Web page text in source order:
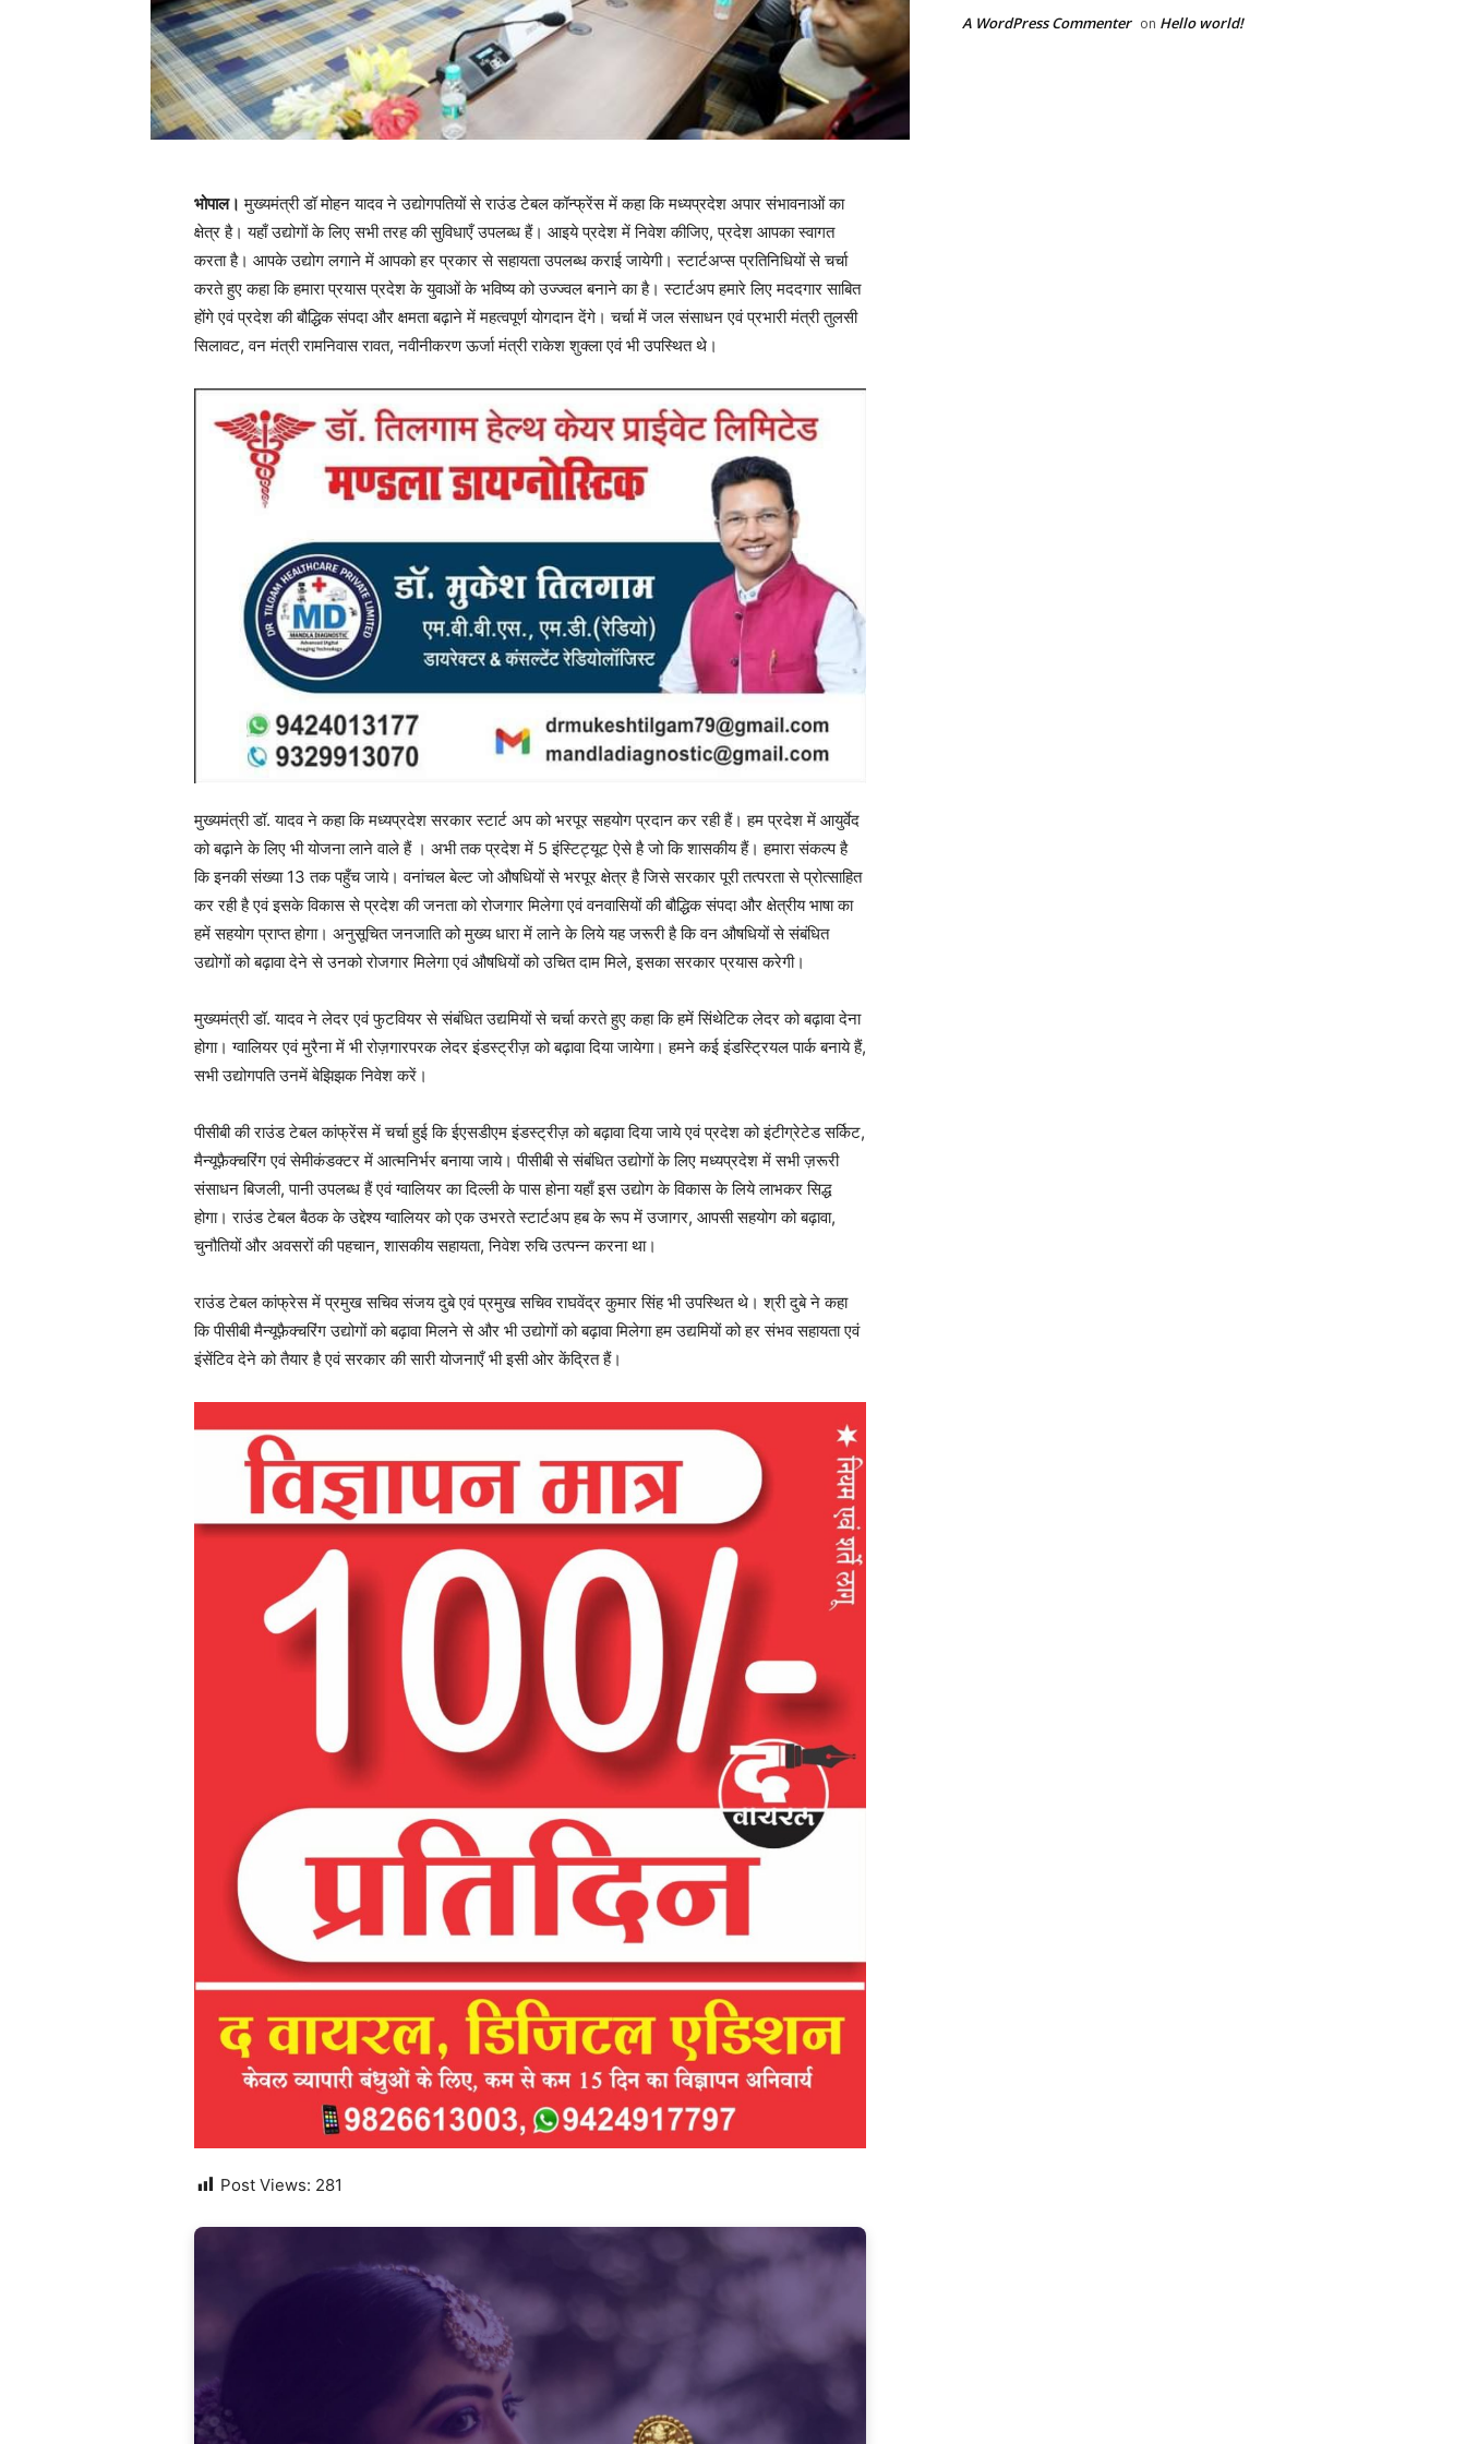
भोपाल। मुख्यमंत्री डॉ मोहन यादव ने उद्योगपतियों से राउंड टेबल कॉन्फ्रेंस में कहा कि मध्यप्रदेश अपार संभावनाओं का
क्षेत्र है। यहाँ उद्योगों के लिए सभी तरह की सुविधाएँ उपलब्ध हैं। आइये प्रदेश में निवेश कीजिए, प्रदेश आपका स्वागत
करता है। आपके उद्योग लगाने में आपको हर प्रकार से सहायता उपलब्ध कराई जायेगी। स्टार्टअप्स प्रतिनिधियों से चर्चा
करते हुए कहा कि हमारा प्रयास प्रदेश के युवाओं के भविष्य को उज्ज्वल बनाने का है। स्टार्टअप हमारे लिए मददगार साबित
होंगे एवं प्रदेश की बौद्धिक संपदा और क्षमता बढ़ाने में महत्वपूर्ण योगदान देंगे। चर्चा में जल संसाधन एवं प्रभारी मंत्री तुलसी
सिलावट, वन मंत्री रामनिवास रावत, नवीनीकरण ऊर्जा मंत्री राकेश शुक्ला एवं भी उपस्थित थे।
मुख्यमंत्री डॉ. यादव ने कहा कि मध्यप्रदेश सरकार स्टार्ट अप को भरपूर सहयोग प्रदान कर रही हैं। हम प्रदेश में आयुर्वेद
को बढ़ाने के लिए भी योजना लाने वाले हैं । अभी तक प्रदेश में 5 इंस्टिट्यूट ऐसे है जो कि शासकीय हैं। हमारा संकल्प है
कि इनकी संख्या 13 तक पहुँच जाये। वनांचल बेल्ट जो औषधियों से भरपूर क्षेत्र है जिसे सरकार पूरी तत्परता से प्रोत्साहित
कर रही है एवं इसके विकास से प्रदेश की जनता को रोजगार मिलेगा एवं वनवासियों की बौद्धिक संपदा और क्षेत्रीय भाषा का
हमें सहयोग प्राप्त होगा। अनुसूचित जनजाति को मुख्य धारा में लाने के लिये यह जरूरी है कि वन औषधियों से संबंधित
उद्योगों को बढ़ावा देने से उनको रोजगार मिलेगा एवं औषधियों को उचित दाम मिले, इसका सरकार प्रयास करेगी।
मुख्यमंत्री डॉ. यादव ने लेदर एवं फुटवियर से संबंधित उद्यमियों से चर्चा करते हुए कहा कि हमें सिंथेटिक लेदर को बढ़ावा देना
होगा। ग्वालियर एवं मुरैना में भी रोज़गारपरक लेदर इंडस्ट्रीज़ को बढ़ावा दिया जायेगा। हमने कई इंडस्ट्रियल पार्क बनाये हैं,
सभी उद्योगपति उनमें बेझिझक निवेश करें।
पीसीबी की राउंड टेबल कांफ्रेंस में चर्चा हुई कि ईएसडीएम इंडस्ट्रीज़ को बढ़ावा दिया जाये एवं प्रदेश को इंटीग्रेटेड सर्किट,
मैन्यूफ़ैक्चरिंग एवं सेमीकंडक्टर में आत्मनिर्भर बनाया जाये। पीसीबी से संबंधित उद्योगों के लिए मध्यप्रदेश में सभी ज़रूरी
संसाधन बिजली, पानी उपलब्ध हैं एवं ग्वालियर का दिल्ली के पास होना यहाँ इस उद्योग के विकास के लिये लाभकर सिद्ध
होगा। राउंड टेबल बैठक के उद्देश्य ग्वालियर को एक उभरते स्टार्टअप हब के रूप में उजागर, आपसी सहयोग को बढ़ावा,
चुनौतियों और अवसरों की पहचान, शासकीय सहायता, निवेश रुचि उत्पन्न करना था।
राउंड टेबल कांफ्रेस में प्रमुख सचिव संजय दुबे एवं प्रमुख सचिव राघवेंद्र कुमार सिंह भी उपस्थित थे। श्री दुबे ने कहा
कि पीसीबी मैन्यूफ़ैक्चरिंग उद्योगों को बढ़ावा मिलने से और भी उद्योगों को बढ़ावा मिलेगा हम उद्यमियों को हर संभव सहायता एवं
इंसेंटिव देने को तैयार है एवं सरकार की सारी योजनाएँ भी इसी ओर केंद्रित हैं।
Post Views: 281
A WordPress Commenter on Hello world!